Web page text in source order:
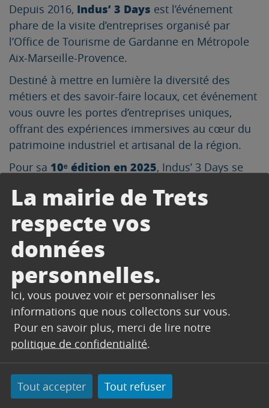
La mairie de Trets
respecte vos
données
personnelles.
Ici, vous pouvez voir et personnaliser les
informations que nous collectons sur vous.
Pour en savoir plus, merci de lire notre
politique de confidentialité.
Tout accepter Tout refuser
Depuis 2016, Indus’ 3 Days est l’événement
phare de la visite d’entreprises organisé par
l’Office de Tourisme de Gardanne en Métropole
Aix-Marseille-Provence.
Destiné à mettre en lumière la diversité des
métiers et des savoir-faire locaux, cet événement
vous ouvre les portes d’entreprises uniques,
offrant des expériences immersives au cœur du
patrimoine industriel et artisanal de la région.
Pour sa 10ᵉ édition en 2025, Indus’ 3 Days se
programme d’environ200 visites guidées
réparties dans une centaine d’entreprises.
Plus d’informations :
LE PROGRAMME
Télécharger
CONTACT